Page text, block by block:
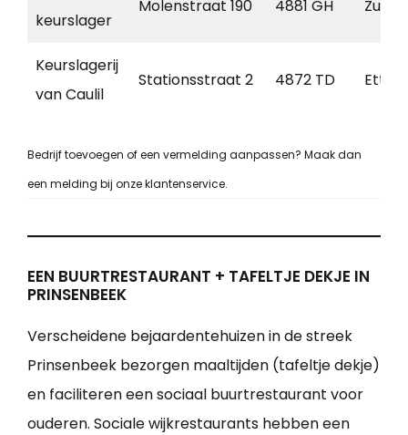
keurslager
Molenstraat 190 4881 GH
Keurslagerij
van Caulil
Stationsstraat 2 4872 TD
Bedrijf toevoegen of een vermelding aanpassen? Maak dan
een melding bij onze klantenservice.
EEN BUURTRESTAURANT + TAFELTJE DEKJE IN
PRINSENBEEK
Verscheidene bejaardentehuizen in de streek
Prinsenbeek bezorgen maaltijden (tafeltje dekje)
en faciliteren een sociaal buurtrestaurant voor
ouderen. Sociale wijkrestaurants hebben een